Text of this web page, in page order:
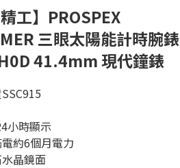
精工】PROSPEX
三眼太陽能計時腕錶
41.4mm 現代鐘錶
小時顯示
約6個月電力
晶鏡面